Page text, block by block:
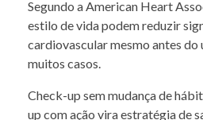
Segundo a American Heart
estilo de vida podem reduzir
cardiovascular mesmo antes do
muitos casos.
Check-up sem mudança de
up com ação vira estratégia de